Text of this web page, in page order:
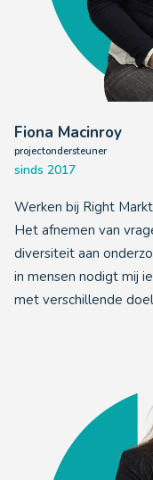
Fiona Macinroy
projectondersteuner
sinds 2017
Werken bij Right
Het afnemen van
diversiteit aan
in mensen nodigt mij
met verschillende